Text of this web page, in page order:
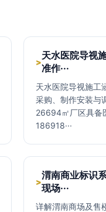
>
天水医院导视
准作···
天水医院导视施工
采购、制作安装与
26694㎡厂区具备
186918···
>
渭南商业标识
现场···
详解渭南商场及售